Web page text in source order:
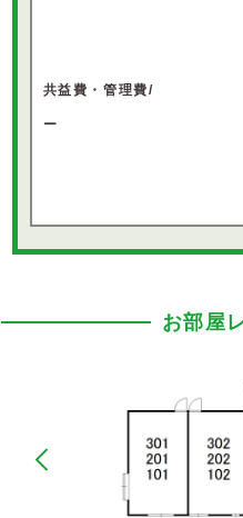
共益費・管理費/
ー
お部屋